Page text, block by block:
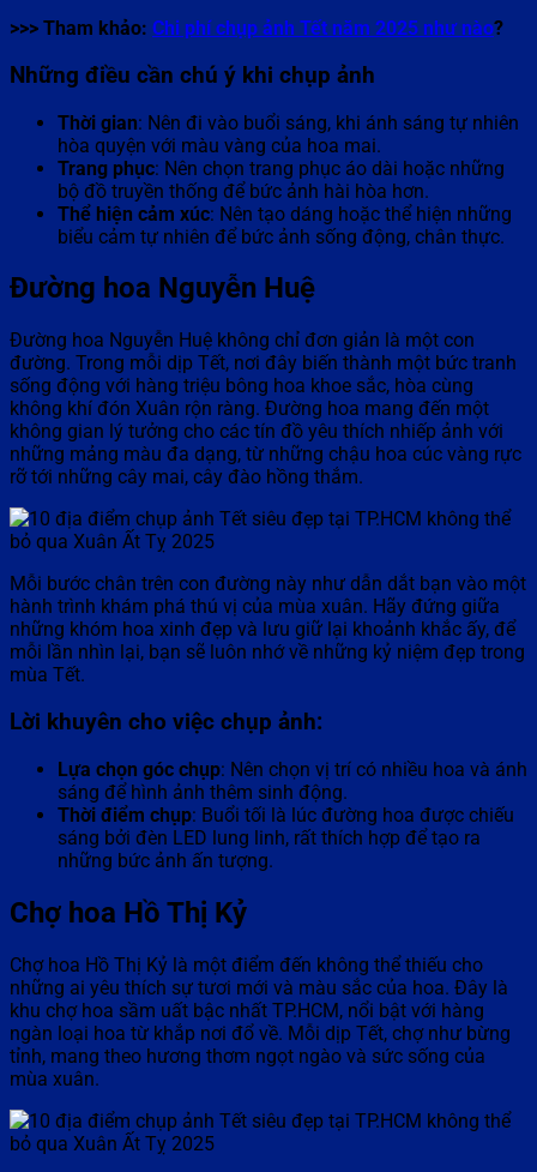
>>> Tham khảo: Chi phí chụp ảnh Tết năm 2025 như nào?
Những điều cần chú ý khi chụp ảnh
Thời gian: Nên đi vào buổi sáng, khi ánh sáng tự nhiên
hòa quyện với màu vàng của hoa mai.
Trang phục: Nên chọn trang phục áo dài hoặc những
bộ đồ truyền thống để bức ảnh hài hòa hơn.
Thể hiện cảm xúc: Nên tạo dáng hoặc thể hiện những
biểu cảm tự nhiên để bức ảnh sống động, chân thực.
Đường hoa Nguyễn Huệ
Đường hoa Nguyễn Huệ không chỉ đơn giản là một con
đường. Trong mỗi dịp Tết, nơi đây biến thành một bức tranh
sống động với hàng triệu bông hoa khoe sắc, hòa cùng
không khí đón Xuân rộn ràng. Đường hoa mang đến một
không gian lý tưởng cho các tín đồ yêu thích nhiếp ảnh với
những mảng màu đa dạng, từ những chậu hoa cúc vàng rực
rỡ tới những cây mai, cây đào hồng thắm.
Mỗi bước chân trên con đường này như dẫn dắt bạn vào một
hành trình khám phá thú vị của mùa xuân. Hãy đứng giữa
những khóm hoa xinh đẹp và lưu giữ lại khoảnh khắc ấy, để
mỗi lần nhìn lại, bạn sẽ luôn nhớ về những kỷ niệm đẹp trong
mùa Tết.
Lời khuyên cho việc chụp ảnh:
Lựa chọn góc chụp: Nên chọn vị trí có nhiều hoa và ánh
sáng để hình ảnh thêm sinh động.
Thời điểm chụp: Buổi tối là lúc đường hoa được chiếu
sáng bởi đèn LED lung linh, rất thích hợp để tạo ra
những bức ảnh ấn tượng.
Chợ hoa Hồ Thị Kỷ
Chợ hoa Hồ Thị Kỷ là một điểm đến không thể thiếu cho
những ai yêu thích sự tươi mới và màu sắc của hoa. Đây là
khu chợ hoa sầm uất bậc nhất TP.HCM, nổi bật với hàng
ngàn loại hoa từ khắp nơi đổ về. Mỗi dịp Tết, chợ như bừng
tỉnh, mang theo hương thơm ngọt ngào và sức sống của
mùa xuân.